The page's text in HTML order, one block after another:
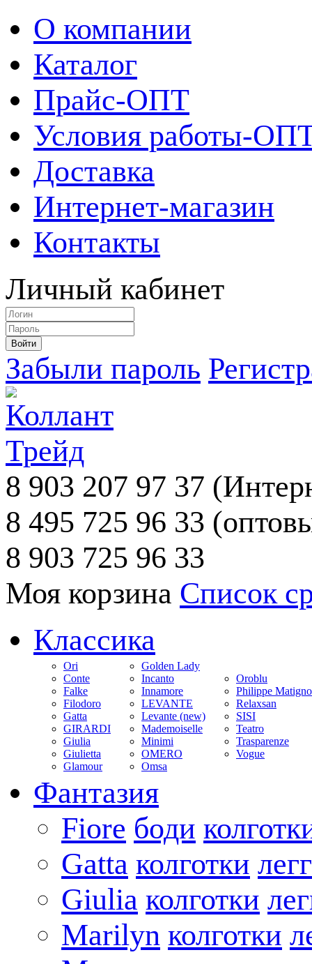
О компании
Каталог
Прайс-ОПТ
Условия работы-
Доставка
Интернет-магазин
Контакты
Личный кабинет
Забыли пароль
8 903 207 97 37
8 495 725 96 33
8 903 725 96 33
Моя корзина Список
Классика
Ori
Conte
Falke
Filodoro
Gatta
GIRARDI
Giulia
Giulietta
Glamour
Golden Lady
Incanto
Innamore
LEVANTE
Levante (new)
Mademoiselle
Minimi
OMERO
Omsa
Oroblu
Philippe
Relaxsan
SISI
Teatro
Trasparenze
Vogue
Фантазия
Fiore боди
Gatta колготки
Giulia колготки
Marilyn колготки